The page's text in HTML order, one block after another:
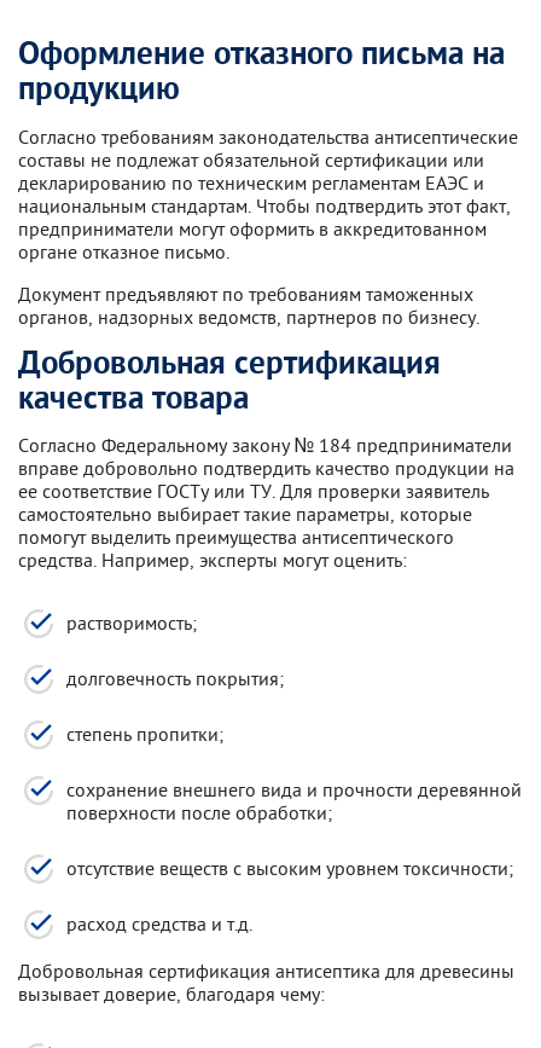
Оформление отказного письма на
продукцию
Согласно требованиям законодательства антисептические
составы не подлежат обязательной сертификации или
декларированию по техническим регламентам ЕАЭС и
национальным стандартам. Чтобы подтвердить этот факт,
предприниматели могут оформить в аккредитованном
органе отказное письмо.
Документ предъявляют по требованиям таможенных
органов, надзорных ведомств, партнеров по бизнесу.
Добровольная сертификация
качества товара
Согласно Федеральному закону № 184 предприниматели
вправе добровольно подтвердить качество продукции на
ее соответствие ГОСТу или ТУ. Для проверки заявитель
самостоятельно выбирает такие параметры, которые
помогут выделить преимущества антисептического
средства. Например, эксперты могут оценить:
растворимость;
долговечность покрытия;
степень пропитки;
сохранение внешнего вида и прочности деревянной
поверхности после обработки;
отсутствие веществ с высоким уровнем токсичности;
расход средства и т.д.
Добровольная сертификация антисептика для древесины
вызывает доверие, благодаря чему: